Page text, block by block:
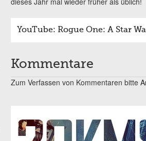
YouTube: Rogue One: A Star
Kommentare
Zum Verfassen von Kommentaren bitte